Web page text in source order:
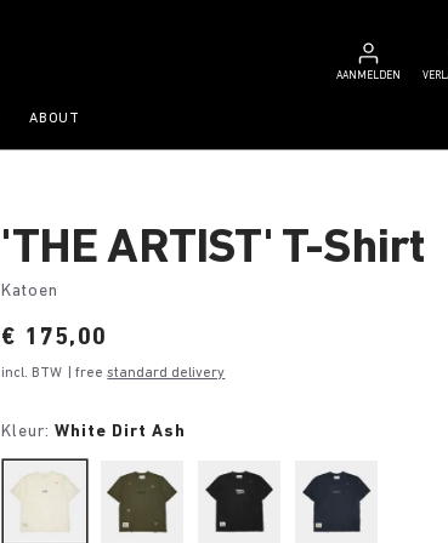
AANMELDEN
Aanmelden
ABOUT
'THE ARTIST' T-Shirt
Katoen
Price:
€ 175,00
incl. BTW | freestandard delivery
Kleur:White Dirt Ash